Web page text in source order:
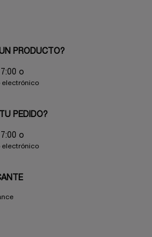
PRODUCTO?
o
electrónico
PEDIDO?
o
electrónico